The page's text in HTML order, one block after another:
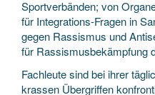
Sportverbänden; von
für Integrations-Fragen in
gegen Rassismus und
für Rassismusbekämpfung
Fachleute sind bei ihrer
krassen Übergriffen